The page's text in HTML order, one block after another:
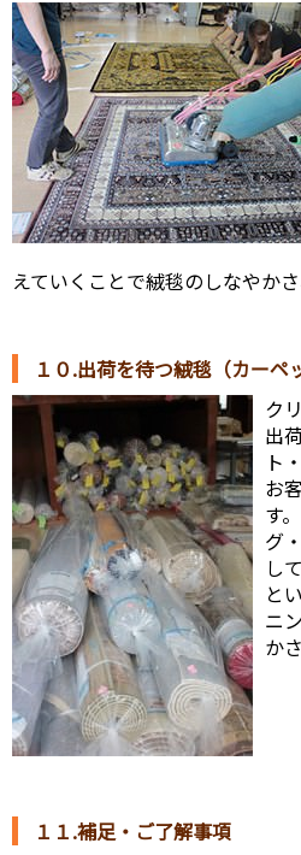
えていくことで絨毯のしなやか
１０.出荷を待つ絨毯（カーペ
ク
出
ト
お
す
グ
し
と
ニ
か
１１.補足・ご了解事項